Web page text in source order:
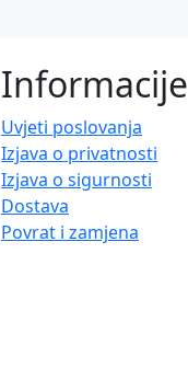
Informacije
Uvjeti poslovanja
Izjava o privatnosti
Izjava o sigurnosti
Dostava
Povrat i zamjena